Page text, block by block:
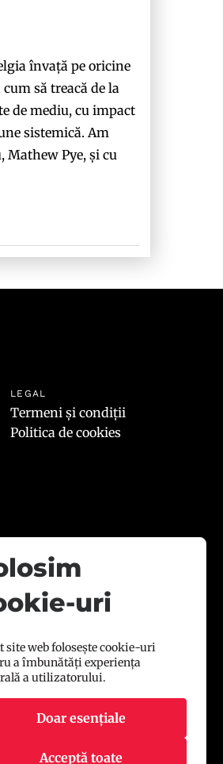
învață pe oricine
să treacă de la
de mediu, cu impact
sistemică. Am
Mathew Pye, și cu
LEGAL
Termeni și condiții
Politica de cookies
uri
site web folosește cookie-uri
a îmbunătăți experiența
a utilizatorului.
Doar esențiale
Acceptă toate